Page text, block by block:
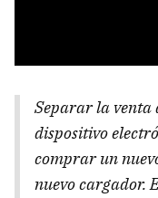
Separar la venta
dispositivo
comprar un
nuevo cargador.